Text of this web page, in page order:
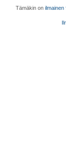
Tämäkin on ilmainen